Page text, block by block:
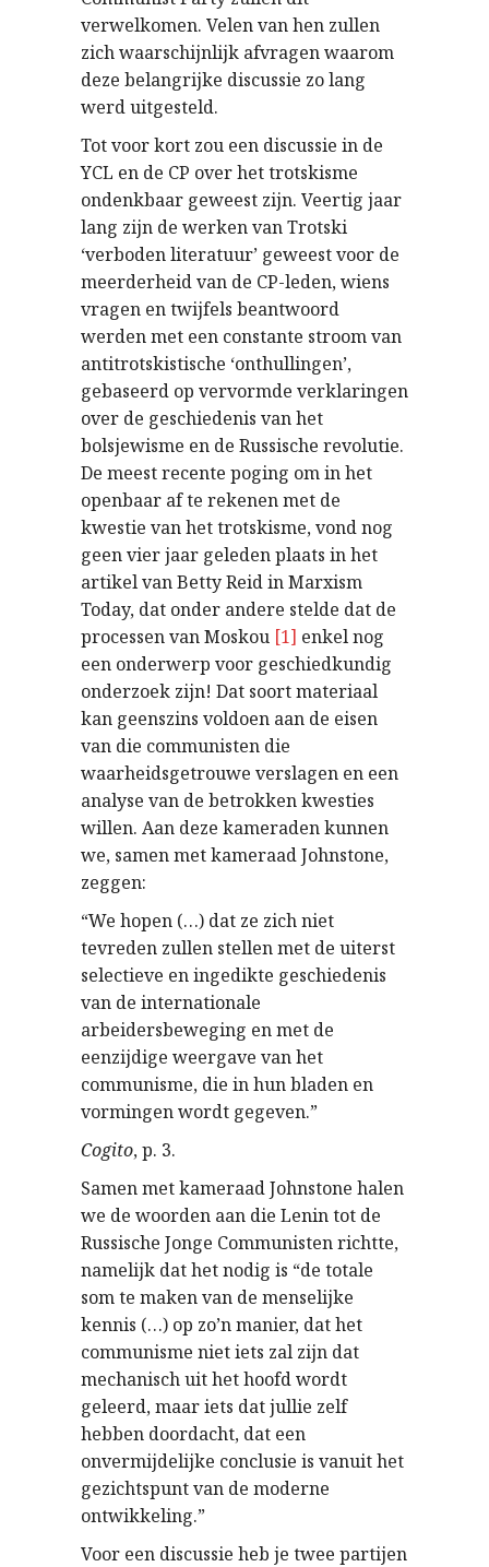
verwelkomen. Velen van hen zullen
zich waarschijnlijk afvragen waarom
deze belangrijke discussie zo lang
werd uitgesteld.
Tot voor kort zou een discussie in de
YCL en de CP over het trotskisme
ondenkbaar geweest zijn. Veertig jaar
lang zijn de werken van Trotski
‘verboden literatuur’ geweest voor de
meerderheid van de CP-leden, wiens
vragen en twijfels beantwoord
werden met een constante stroom van
antitrotskistische ‘onthullingen’,
gebaseerd op vervormde verklaringen
over de geschiedenis van het
bolsjewisme en de Russische revolutie.
De meest recente poging om in het
openbaar af te rekenen met de
kwestie van het trotskisme, vond nog
geen vier jaar geleden plaats in het
artikel van Betty Reid in Marxism
Today, dat onder andere stelde dat de
processen van Moskou [1] enkel nog
een onderwerp voor geschiedkundig
onderzoek zijn! Dat soort materiaal
kan geenszins voldoen aan de eisen
van die communisten die
waarheidsgetrouwe verslagen en een
analyse van de betrokken kwesties
willen. Aan deze kameraden kunnen
we, samen met kameraad Johnstone,
zeggen:
“We hopen (…) dat ze zich niet
tevreden zullen stellen met de uiterst
selectieve en ingedikte geschiedenis
van de internationale
arbeidersbeweging en met de
eenzijdige weergave van het
communisme, die in hun bladen en
vormingen wordt gegeven.”
Cogito, p. 3.
Samen met kameraad Johnstone halen
we de woorden aan die Lenin tot de
Russische Jonge Communisten richtte,
namelijk dat het nodig is “de totale
som te maken van de menselijke
kennis (…) op zo’n manier, dat het
communisme niet iets zal zijn dat
mechanisch uit het hoofd wordt
geleerd, maar iets dat jullie zelf
hebben doordacht, dat een
onvermijdelijke conclusie is vanuit het
gezichtspunt van de moderne
ontwikkeling.”
Voor een discussie heb je twee partijen